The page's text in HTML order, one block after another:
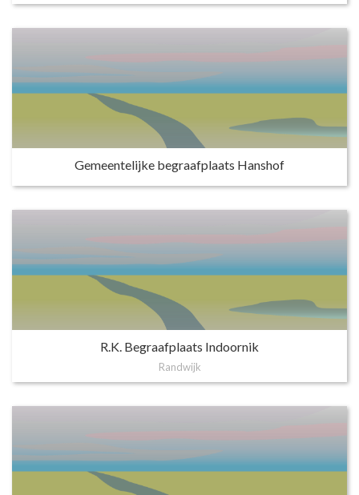
Gemeentelijke begraafplaats Hanshof
R.K. Begraafplaats Indoornik
Randwijk